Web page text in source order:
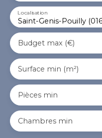
Saint-Genis-Pouilly
Localisation
Budget max (€)
Surface min (m²)
Pièces min
Chambres min